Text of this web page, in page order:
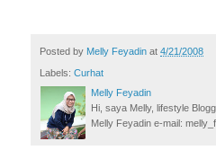
Posted by Melly Feyadin at 4/21/2008
Labels: Curhat
Melly Feyadin
Hi, saya Melly, lifestyle
Melly Feyadin e-mail: